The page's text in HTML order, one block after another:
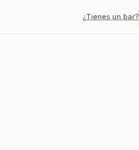
¿Tienes un bar?